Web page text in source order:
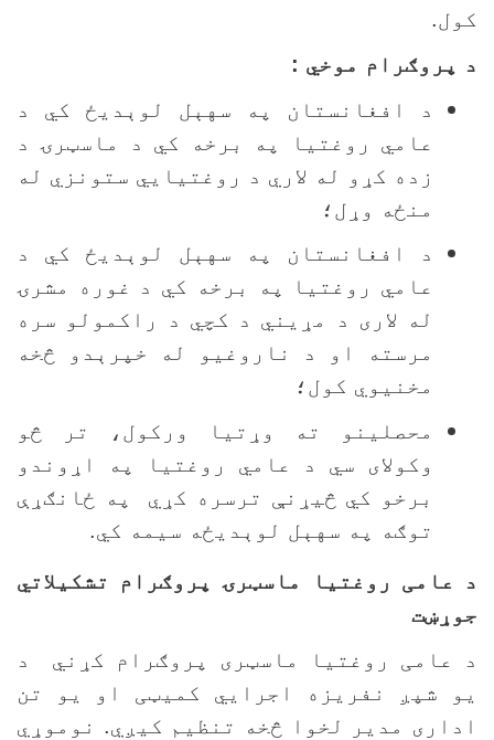
پروګرام موخي :
د افغانستان په سهېل لوېديځ کي د
عامي روغتيا په برخه کي د ماسټرۍ د
زده کړو له لاري د روغتيايي ستونزي له
منځه وړل؛
د افغانستان په سهېل لوېديځ کي د
عامي روغتيا په برخه کي د غوره مشرۍ
له لاری د مړيني د کچي د راکمولو سره
مرسته او د ناروغيو له خپرېدو څخه
مخنيوي کول؛
محصلينو ته وړتيا ورکول، تر څو
وکولای سي د عامي روغتيا په اړوندو
برخو کي څيړنې ترسره کړي په ځانګړې
توګه په سهېل لوېديځه سیمه کي.
عامی روغتيا ماسټرۍ پروګرام تشکيلاتي
عامی روغتیا ماسټری پروګرام کړني د
شپږ نفریزه اجرايي کمیټی او یو تن
مدیر لخوا څخه تنظیم کیږي. نوموړي